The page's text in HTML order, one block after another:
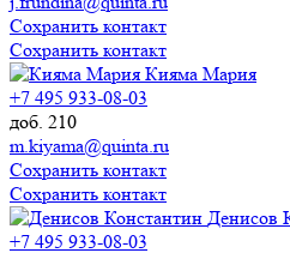
Сохранить контакт
Сохранить контакт
Кияма Мария
+7 495 933-08-03
доб. 210
m.kiyama@quinta.ru
Сохранить контакт
Сохранить контакт
Денисов
+7 495 933-08-03